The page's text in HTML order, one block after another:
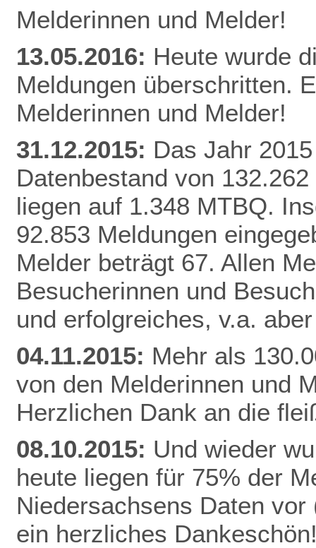
Melderinnen und Melder!
13.05.2016: Heute wurde
Meldungen überschritten.
Melderinnen und Melder!
31.12.2015: Das Jahr
Datenbestand von
liegen auf 1.348 MTBQ.
92.853 Meldungen
Melder beträgt 67. Allen
Besucherinnen und
und erfolgreiches, v.a.
04.11.2015: Mehr als
von den Melderinnen und
Herzlichen Dank an die
08.10.2015: Und wieder
heute liegen für 75% der
Niedersachsens Daten
ein herzliches